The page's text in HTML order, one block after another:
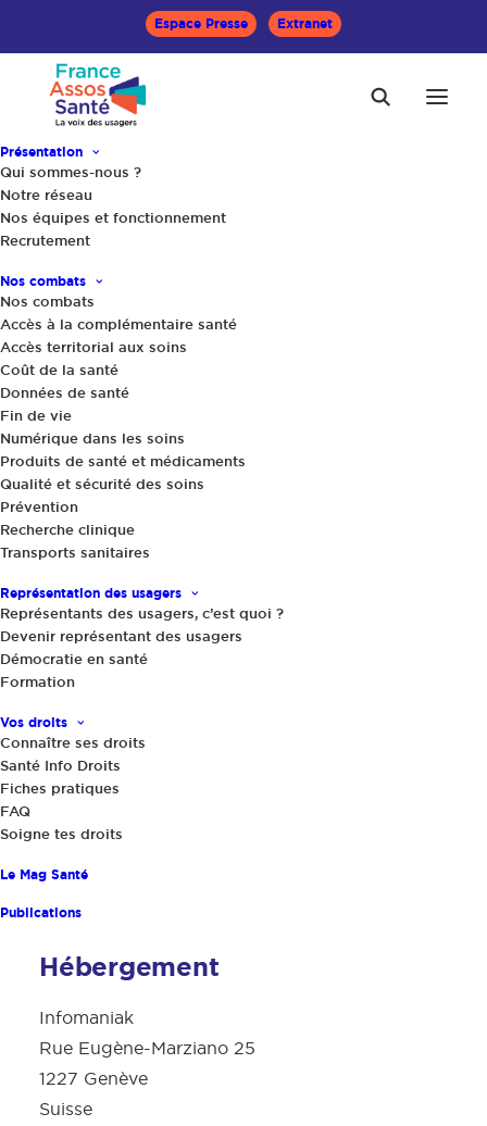
Espace Presse Extranet
Présentation
Qui sommes-nous ?
Notre réseau
Nos équipes et fonctionnement
Recrutement
Nos combats
Nos combats
Accès à la complémentaire santé
Accès territorial aux soins
Coût de la santé
Données de santé
Fin de vie
Numérique dans les soins
Produits de santé et médicaments
Qualité et sécurité des soins
Prévention
Recherche clinique
Transports sanitaires
Représentation des usagers
Représentants des usagers, c’est quoi ?
Devenir représentant des usagers
Démocratie en santé
Formation
Vos droits
Connaître ses droits
Santé Info Droits
Fiches pratiques
FAQ
Soigne tes droits
Le Mag Santé
Publications
Mentions légales
Pour le compte de :
France Assos Santé
10, Villa Bosquet
75007 Paris
Comité éditorial
Directeur de la publication : Gérard RAYMOND,
Président de France Assos Santé.
Responsable de la rédaction : Marc MOREL,
Directeur général de France Assos Santé.
Design et Réalisation
Studio Cassette
13 rue Cassette
75006 Paris
Studio Cassette
Hébergement
Infomaniak
Rue Eugène-Marziano 25
1227 Genève
Suisse